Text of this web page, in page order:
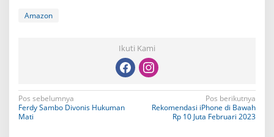
Amazon
Ikuti Kami
N
a
Pos sebelumnya
Ferdy Sambo Divonis Hukuman
Mati
Pos berikutnya
Rekomendasi iPhone di Bawah
Rp 10 Juta Februari 2023